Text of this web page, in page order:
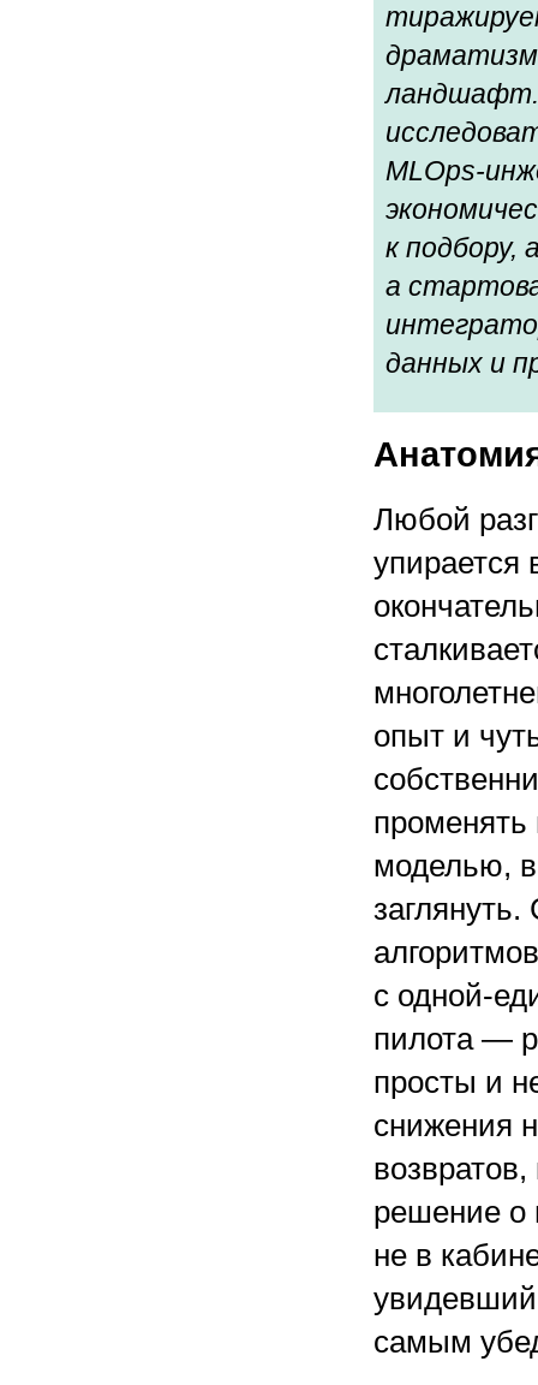
ландшафт.
MLOps-
к подбору,
а
данных и
Любой
упирается
опыт и
променять
моделью,
с одной-
пилота —
просты и
снижения
решение о
не в
увидевший
самым